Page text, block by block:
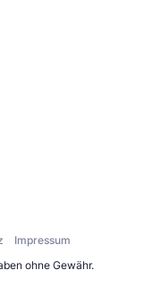
ohne Gewähr.
Impressum